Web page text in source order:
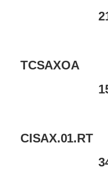
TCSAXOA
CISAX.01.RT